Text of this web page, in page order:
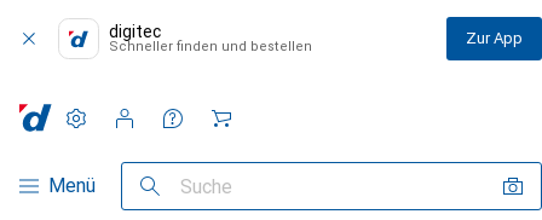
digitec
Schneller finden und bestellen Zur App
Navigation nach Kategorien
Menü Suche
Einstellungen
Kundenkonto
Vergleichslisten
Merklisten
Warenkorb